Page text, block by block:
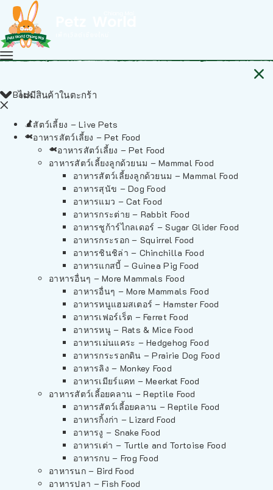
ไม่มีสินค้าในตะกร้า
Back
สัตว์เลี้ยง – Live Pets
อาหารสัตว์เลี้ยง – Pet Food
อาหารสัตว์เลี้ยง – Pet Food
อาหารสัตว์เลี้ยงลูกด้วยนม – Mammal Food
อาหารสัตว์เลี้ยงลูกด้วยนม – Mammal Food
อาหารสุนัข – Dog Food
อาหารแมว – Cat Food
อาหารกระต่าย – Rabbit Food
อาหารชูก้าร์ไกลเดอร์ – Sugar Glider Food
อาหารกระรอก – Squirrel Food
อาหารชินชิล่า – Chinchilla Food
อาหารแกสบี้ – Guinea Pig Food
อาหารอื่นๆ – More Mammals Food
อาหารอื่นๆ – More Mammals Food
อาหารหนูแฮมสเตอร์ – Hamster Food
อาหารเฟอร์เร็ต – Ferret Food
อาหารหนู – Rats & Mice Food
อาหารเม่นแคระ – Hedgehog Food
อาหารกระรอกดิน – Prairie Dog Food
อาหารลิง – Monkey Food
อาหารเมียร์แคท – Meerkat Food
อาหารสัตว์เลี้อยคลาน – Reptile Food
อาหารสัตว์เลี้อยคลาน – Reptile Food
อาหารกิ้งก่า – Lizard Food
อาหารงู – Snake Food
อาหารเต่า – Turtle and Tortoise Food
อาหารกบ – Frog Food
อาหารนก – Bird Food
อาหารปลา – Fish Food